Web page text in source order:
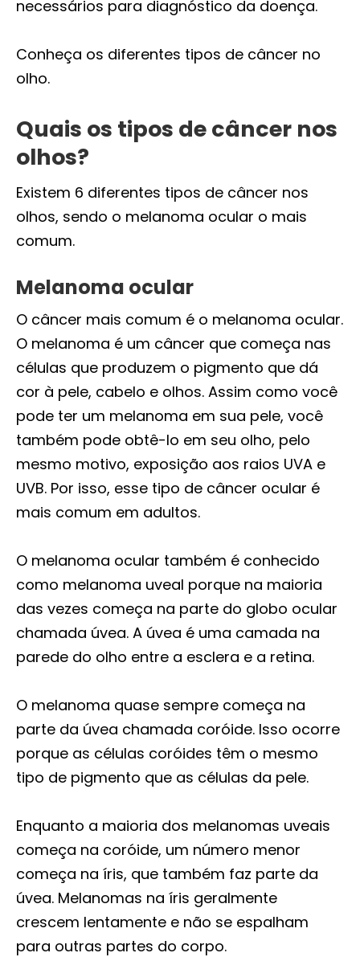
necessários para diagnóstico da doença.
Conheça os diferentes tipos de câncer no
olho.
Quais os tipos de câncer nos
olhos?
Existem 6 diferentes tipos de câncer nos
olhos, sendo o melanoma ocular o mais
comum.
Melanoma ocular
O câncer mais comum é o melanoma ocular.
O melanoma é um câncer que começa nas
células que produzem o pigmento que dá
cor à pele, cabelo e olhos. Assim como você
pode ter um melanoma em sua pele, você
também pode obtê-lo em seu olho, pelo
mesmo motivo, exposição aos raios UVA e
UVB. Por isso, esse tipo de câncer ocular é
mais comum em adultos.
O melanoma ocular também é conhecido
como melanoma uveal porque na maioria
das vezes começa na parte do globo ocular
chamada úvea. A úvea é uma camada na
parede do olho entre a esclera e a retina.
O melanoma quase sempre começa na
parte da úvea chamada coróide. Isso ocorre
porque as células coróides têm o mesmo
tipo de pigmento que as células da pele.
Enquanto a maioria dos melanomas uveais
começa na coróide, um número menor
começa na íris, que também faz parte da
úvea. Melanomas na íris geralmente
crescem lentamente e não se espalham
para outras partes do corpo.